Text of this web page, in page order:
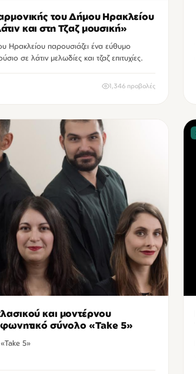
του Δήμου Ηρακλείου
και στη Τζαζ μουσική»
Ηρακλείου παρουσιάζει ένα εύθυμο
σε λάτιν μελωδίες και τζαζ επιτυχίες.
1,346 προβολές
και μοντέρνου
φωνητικό σύνολο «Take 5»
5»